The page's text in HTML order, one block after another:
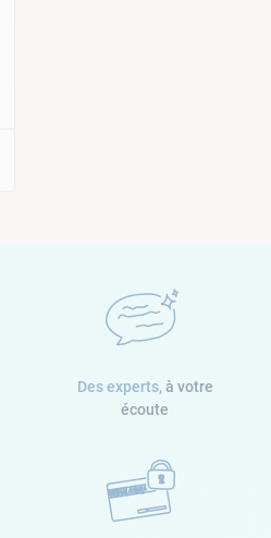
Des experts, à votre
écoute